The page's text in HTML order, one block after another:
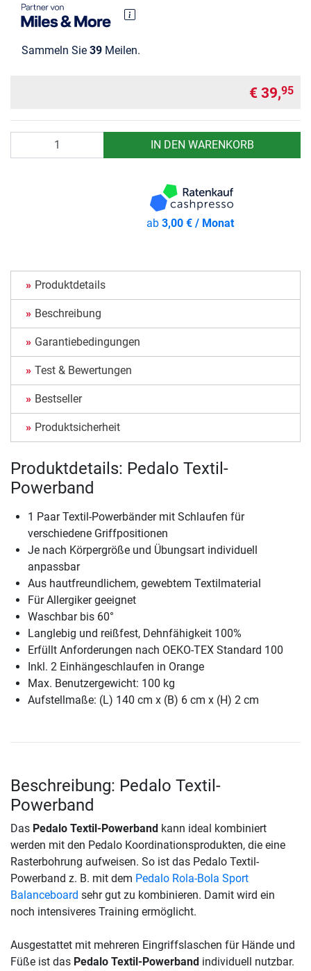
Sammeln Sie 39 Meilen.
€ 39,95
IN DEN WARENKORB
ab3,00 € / Monat
Produktdetails
Beschreibung
Garantiebedingungen
Test & Bewertungen
Bestseller
Produktsicherheit
Produktdetails: Pedalo Textil-
Powerband
1 Paar Textil-Powerbänder mit Schlaufen für
verschiedene Griffpositionen
Je nach Körpergröße und Übungsart individuell
anpassbar
Aus hautfreundlichem, gewebtem Textilmaterial
Für Allergiker geeignet
Waschbar bis 60°
Langlebig und reißfest, Dehnfähigkeit 100%
Erfüllt Anforderungen nach OEKO-TEX Standard 100
Inkl. 2 Einhängeschlaufen in Orange
Max. Benutzergewicht: 100 kg
Aufstellmaße: (L) 140 cm x (B) 6 cm x (H) 2 cm
Beschreibung: Pedalo Textil-
Powerband
Das Pedalo Textil-Powerband kann ideal kombiniert
werden mit den Pedalo Koordinationsprodukten, die eine
Rasterbohrung aufweisen. So ist das Pedalo Textil-
Powerband z. B. mit dem Pedalo Rola-Bola Sport
Balanceboard sehr gut zu kombinieren. Damit wird ein
noch intensiveres Training ermöglicht.
Ausgestattet mit mehreren Eingriffslaschen für Hände und
Füße ist das Pedalo Textil-Powerband individuell nutzbar.